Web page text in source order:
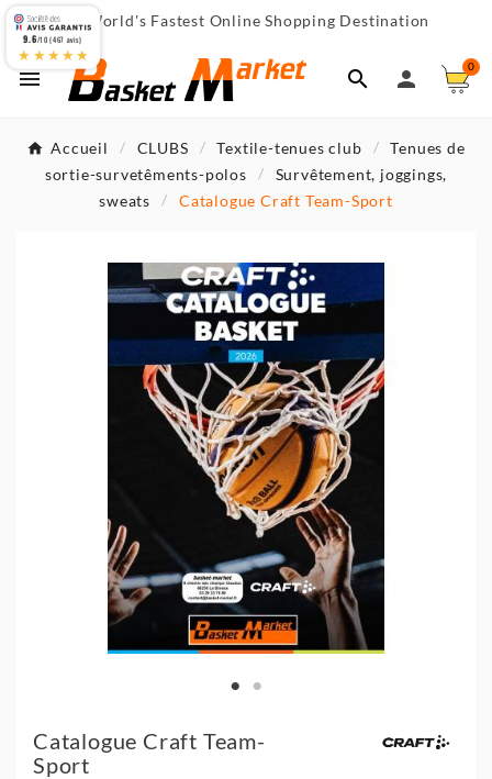
 World's Fastest Online Shopping Destination
  
0
Accueil CLUBS Textile-tenues club
Tenues de
sortie-survetêments-polos
Survêtement, joggings,
sweats
Catalogue Craft Team-Sport
Catalogue Craft Team-
Sport
9.6/10 (467 avis)
★★★★★